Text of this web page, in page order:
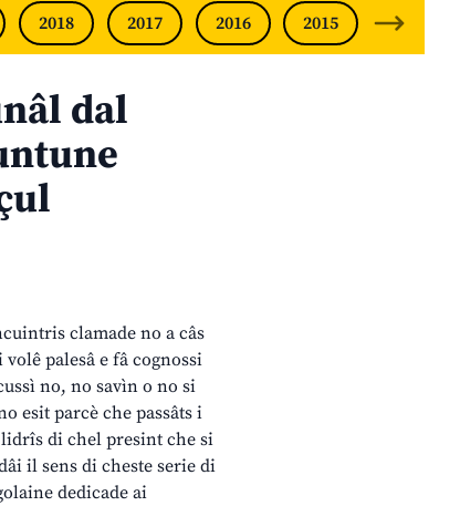
2018 2017 2016 2015 2014
dal
clamade no a câs
palesâ e fâ cognossi
no, no savìn o no si
esit parcè che passâts i
di chel presint che si
il sens di cheste serie di
dedicade ai